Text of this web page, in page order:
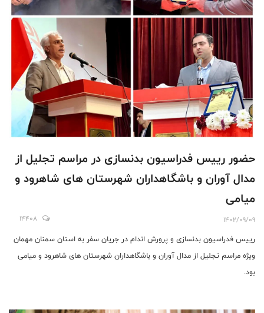
حضور رييس فدراسيون بدنسازى در مراسم تجلیل از
مدال آوران و باشگاهداران شهرستان هاى شاهرود و
میامی
1402/09/09
14408
رييس فدراسيون بدنسازى و پرورش اندام در جريان سفر به استان سمنان مهمان
ويژه مراسم تجلیل از مدال آوران و باشگاهداران شهرستان هاى شاهرود و میامی
بود.